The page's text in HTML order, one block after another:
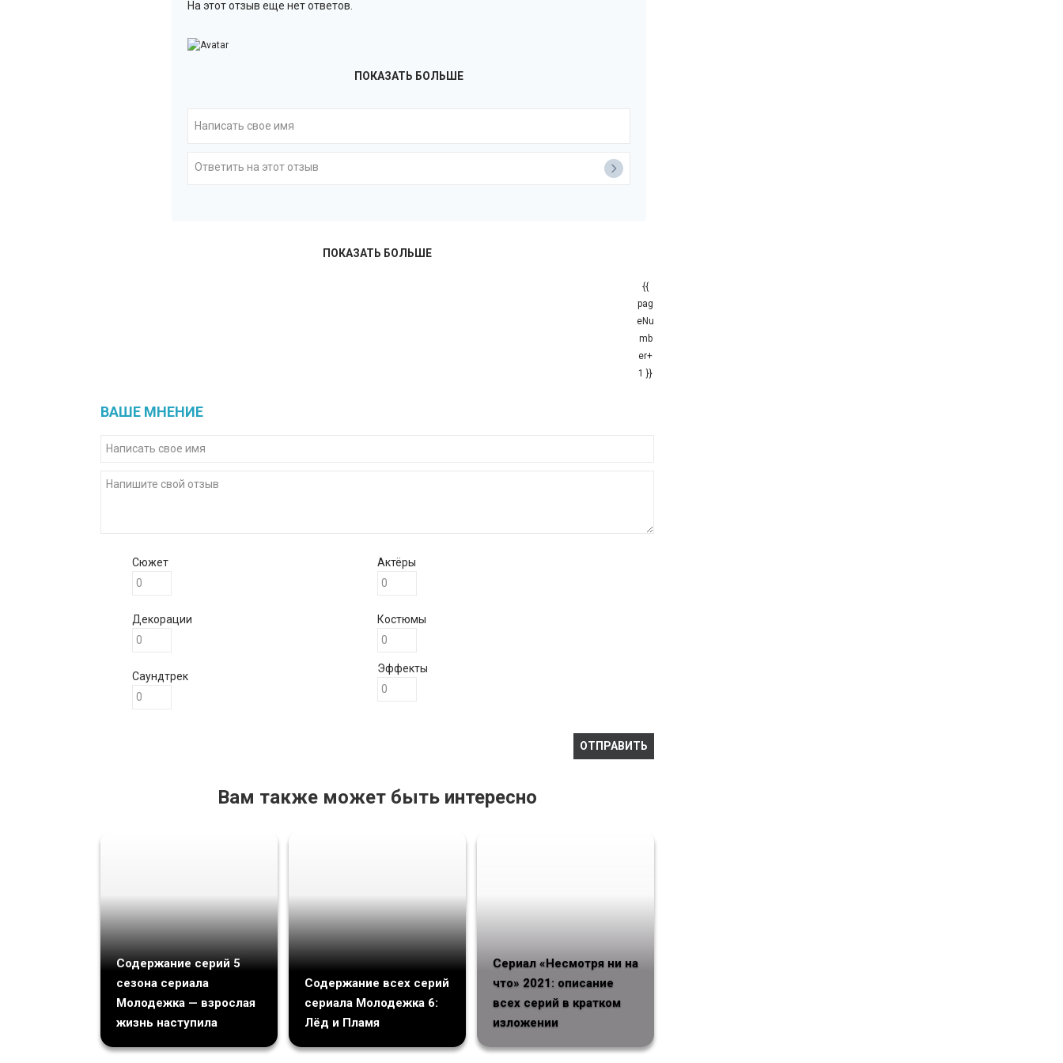
На этот отзыв еще нет ответов.
ПОКАЗАТЬ БОЛЬШЕ
ПОКАЗАТЬ БОЛЬШЕ
{{
pag
eNu
mb
er+
1 }}
ВАШЕ МНЕНИЕ
Сюжет Актёры
Декорации Костюмы
Саундтрек
Эффекты
Вам также может быть интересно
Содержание серий 5
сезона сериала
Молодежка — взрослая
жизнь наступила
Содержание всех серий
сериала Молодежка 6:
Лёд и Пламя
Сериал «Несмотря ни на
что» 2021: описание
всех серий в кратком
изложении